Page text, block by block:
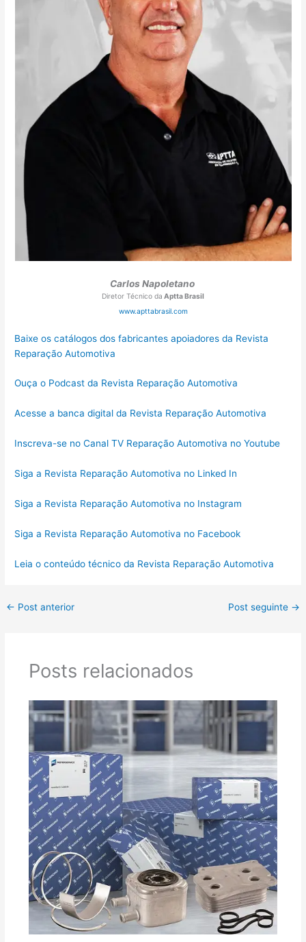
Carlos Napoletano
Diretor Técnico da Aptta Brasil
www.apttabrasil.com
Baixe os catálogos dos fabricantes apoiadores da Revista
Reparação Automotiva
Ouça o Podcast da Revista Reparação Automotiva
Acesse a banca digital da Revista Reparação Automotiva
Inscreva-se no Canal TV Reparação Automotiva no Youtube
Siga a Revista Reparação Automotiva no Linked In
Siga a Revista Reparação Automotiva no Instagram
Siga a Revista Reparação Automotiva no Facebook
Leia o conteúdo técnico da Revista Reparação Automotiva
← Post anterior Post seguinte →
Posts relacionados